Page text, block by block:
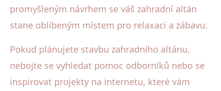
promyšleným návrhem se váš zahradní altán
stane oblíbeným místem pro relaxaci a zábavu.
Pokud plánujete stavbu zahradního altánu,
nebojte se vyhledat pomoc odborníků nebo se
inspirovat projekty na internetu, které vám